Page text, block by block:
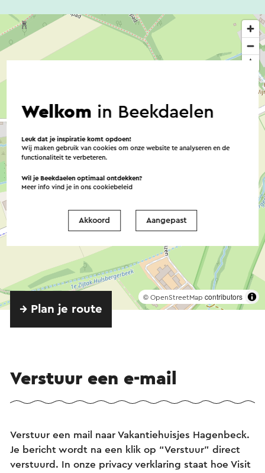
De prijzen zijn inclusief btw en eindschoonmaak,
en exclusief toeristenbelasting. Er geldt een borg
van € 100,00. Deze wordt terugbetaald wanneer
het appartement netjes wordt achtergelaten.
Diverse eetgelegenheden, waaronder een
brasserie en een frituur, op loopafstand.
rijden.
Supermarkten in de omgeving, ook in het
weekend geopend tot 20.00 uur.
© OpenStreetMap contributors
→ Plan je route
Verstuur een e-mail
Verstuur een mail naar Vakantiehuisjes Hagenbeck.
Je bericht wordt na een klik op “Verstuur” direct
verstuurd. In onze privacy verklaring staat hoe Visit
Welkom in Beekdaelen
Leuk dat je inspiratie komt opdoen!
Wij maken gebruik van cookies om onze website te analyseren en de
functionaliteit te verbeteren.
Wil je Beekdaelen optimaal ontdekken?
Meer info vind je in onscookiebeleid
Akkoord Aangepast